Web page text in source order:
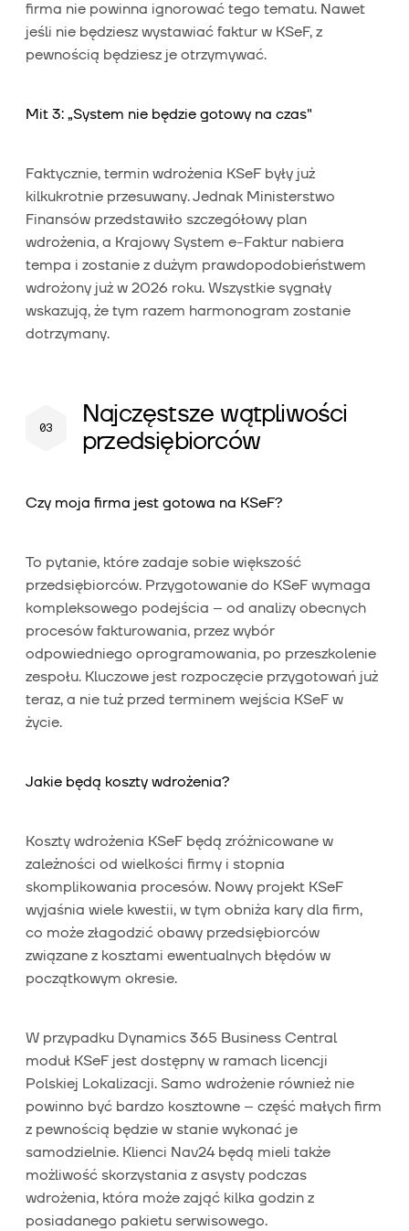
firma nie powinna ignorować tego tematu. Nawet
jeśli nie będziesz wystawiać faktur w KSeF, z
pewnością będziesz je otrzymywać.
Mit 3: „System nie będzie gotowy na czas"
Faktycznie, termin wdrożenia KSeF były już
kilkukrotnie przesuwany. Jednak Ministerstwo
Finansów przedstawiło szczegółowy plan
wdrożenia, a Krajowy System e-Faktur nabiera
tempa i zostanie z dużym prawdopodobieństwem
wdrożony już w 2026 roku. Wszystkie sygnały
wskazują, że tym razem harmonogram zostanie
dotrzymany.
Najczęstsze wątpliwości
przedsiębiorców
Czy moja firma jest gotowa na KSeF?
To pytanie, które zadaje sobie większość
przedsiębiorców. Przygotowanie do KSeF wymaga
kompleksowego podejścia – od analizy obecnych
procesów fakturowania, przez wybór
odpowiedniego oprogramowania, po przeszkolenie
zespołu. Kluczowe jest rozpoczęcie przygotowań już
teraz, a nie tuż przed terminem wejścia KSeF w
życie.
Jakie będą koszty wdrożenia?
Koszty wdrożenia KSeF będą zróżnicowane w
zależności od wielkości firmy i stopnia
skomplikowania procesów. Nowy projekt KSeF
wyjaśnia wiele kwestii, w tym obniża kary dla firm,
co może złagodzić obawy przedsiębiorców
związane z kosztami ewentualnych błędów w
początkowym okresie.
W przypadku Dynamics 365 Business Central
moduł KSeF jest dostępny w ramach licencji
Polskiej Lokalizacji. Samo wdrożenie również nie
powinno być bardzo kosztowne – część małych firm
z pewnością będzie w stanie wykonać je
samodzielnie. Klienci Nav24 będą mieli także
możliwość skorzystania z asysty podczas
wdrożenia, która może zająć kilka godzin z
posiadanego pakietu serwisowego.